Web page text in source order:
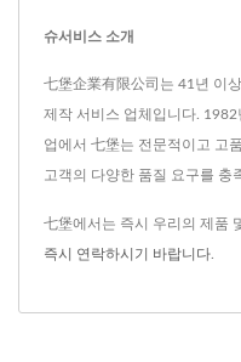
슈서비스 소개
七堡企業有限公司는 41년 이
제작 서비스 업체입니다.
업에서 七堡는 전문적이고 고
고객의 다양한 품질 요구를 충
七堡에서는 즉시 우리의 제품
즉시 연락하시기 바랍니다